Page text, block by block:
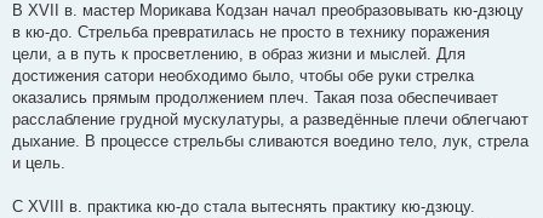
В XVII в. мастер Морикава Кодзан начал преобразовывать кю-дзюцу
в кю-до. Стрельба превратилась не просто в технику поражения
цели, а в путь к просветлению, в образ жизни и мыслей. Для
достижения сатори необходимо было, чтобы обе руки стрелка
оказались прямым продолжением плеч. Такая поза обеспечивает
расслабление грудной мускулатуры, а разведённые плечи облегчают
дыхание. В процессе стрельбы сливаются воедино тело, лук, стрела
и цель.
С XVIII в. практика кю-до стала вытеснять практику кю-дзюцу.